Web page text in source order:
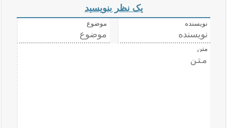
یک نظر بنویسید
نویسنده موضوع
متن